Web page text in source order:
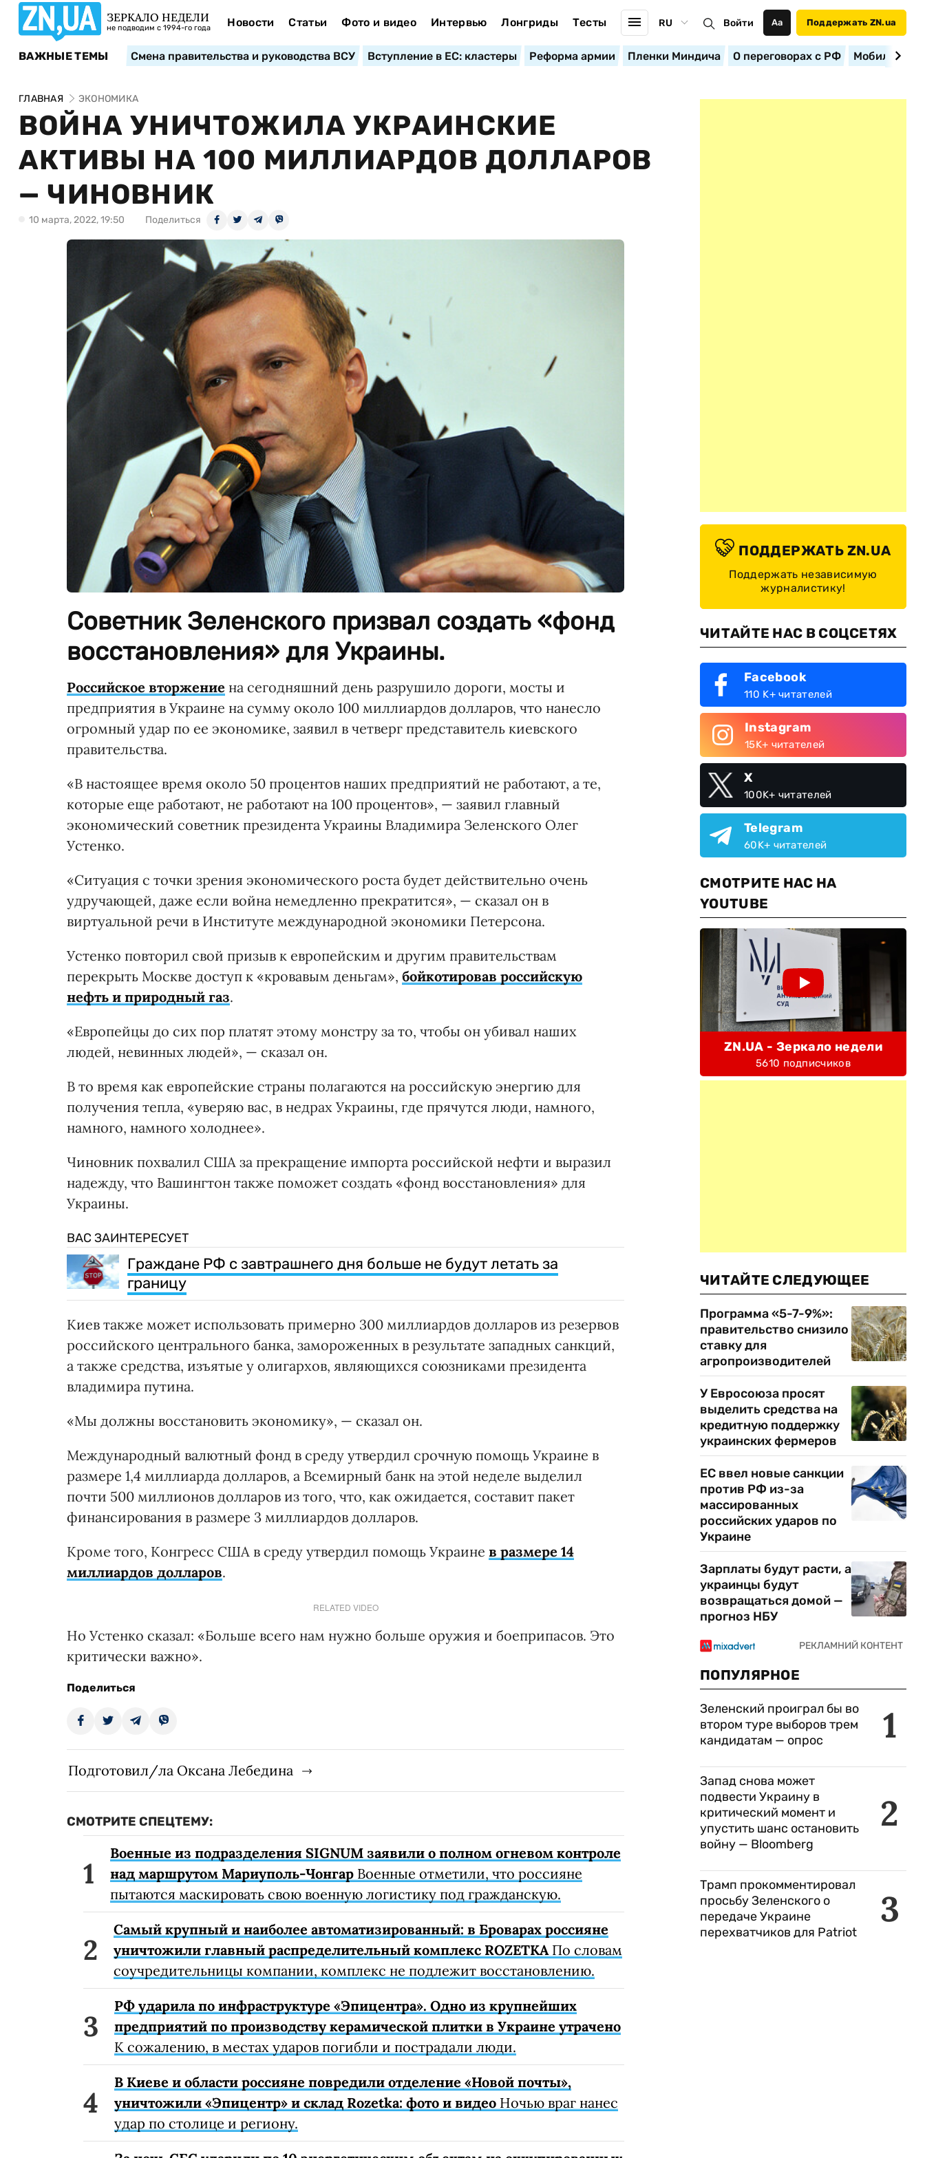
ЗЕРКАЛО НЕДЕЛИ
не подводим с 1994-го года Новости Статьи Фото и видео Интервью Лонгриды Тесты RU Войти Аа Поддержать ZN.ua
ВАЖНЫЕ ТЕМЫ Смена правительства и руководства ВСУ Вступление в ЕС: кластеры Реформа армии Пленки Миндича О переговорах с РФ
ГЛАВНАЯ ЭКОНОМИКА
ВОЙНА УНИЧТОЖИЛА УКРАИНСКИЕ
АКТИВЫ НА 100 МИЛЛИАРДОВ ДОЛЛАРОВ
— ЧИНОВНИК
10 марта, 2022, 19:50 Поделиться
Советник Зеленского призвал создать «фонд
восстановления» для Украины.
Российское вторжение на сегодняшний день разрушило дороги, мосты и
предприятия в Украине на сумму около 100 миллиардов долларов, что нанесло
огромный удар по ее экономике, заявил в четверг представитель киевского
правительства.
«В настоящее время около 50 процентов наших предприятий не работают, а те,
которые еще работают, не работают на 100 процентов», — заявил главный
экономический советник президента Украины Владимира Зеленского Олег
Устенко.
«Ситуация с точки зрения экономического роста будет действительно очень
удручающей, даже если война немедленно прекратится», — сказал он в
виртуальной речи в Институте международной экономики Петерсона.
Устенко повторил свой призыв к европейским и другим правительствам
перекрыть Москве доступ к «кровавым деньгам», бойкотировав российскую
нефть и природный газ.
«Европейцы до сих пор платят этому монстру за то, чтобы он убивал наших
людей, невинных людей», — сказал он.
В то время как европейские страны полагаются на российскую энергию для
получения тепла, «уверяю вас, в недрах Украины, где прячутся люди, намного,
намного, намного холоднее».
Чиновник похвалил США за прекращение импорта российской нефти и выразил
надежду, что Вашингтон также поможет создать «фонд восстановления» для
Украины.
ВАС ЗАИНТЕРЕСУЕТ
Граждане РФ с завтрашнего дня больше не будут летать за
границу
Киев также может использовать примерно 300 миллиардов долларов из резервов
российского центрального банка, замороженных в результате западных санкций,
а также средства, изъятые у олигархов, являющихся союзниками президента
владимира путина.
«Мы должны восстановить экономику», — сказал он.
Международный валютный фонд в среду утвердил срочную помощь Украине в
размере 1,4 миллиарда долларов, а Всемирный банк на этой неделе выделил
почти 500 миллионов долларов из того, что, как ожидается, составит пакет
финансирования в размере 3 миллиардов долларов.
Кроме того, Конгресс США в среду утвердил помощь Украине в размере 14
миллиардов долларов.
RELATED VIDEO
Но Устенко сказал: «Больше всего нам нужно больше оружия и боеприпасов. Это
критически важно».
Поделиться
Подготовил/ла Оксана Лебедина
СМОТРИТЕ СПЕЦТЕМУ:
Военные из подразделения SIGNUM заявили о полном огневом контроле
над маршрутом Мариуполь-Чонгар Военные отметили, что россияне
пытаются маскировать свою военную логистику под гражданскую.
Самый крупный и наиболее автоматизированный: в Броварах россияне
уничтожили главный распределительный комплекс ROZETKAПо словам
соучредительницы компании, комплекс не подлежит восстановлению.
РФ ударила по инфраструктуре «Эпицентра». Одно из крупнейших
предприятий по производству керамической плитки в Украине утрачено
К сожалению, в местах ударов погибли и пострадали люди.
В Киеве и области россияне повредили отделение «Новой почты»,
уничтожили «Эпицентр» и склад Rozetka: фото и видео Ночью враг нанес
удар по столице и региону.
ПОДДЕРЖАТЬ ZN.UA
Поддержать независимую
журналистику!
ЧИТАЙТЕ НАС В СОЦСЕТЯХ
Facebook
110 K+ читателей
Instagram
15K+ читателей
X
100K+ читателей
Telegram
60K+ читателей
СМОТРИТЕ НАС НА
YOUTUBE
ZN.UA - Зеркало недели
5610 подписчиков
ЧИТАЙТЕ СЛЕДУЮЩЕЕ
Программа «5-7-9%»:
правительство снизило
ставку для
агропроизводителей
У Евросоюза просят
выделить средства на
кредитную поддержку
украинских фермеров
ЕС ввел новые санкции
против РФ из-за
массированных
российских ударов по
Украине
Зарплаты будут расти, а
украинцы будут
возвращаться домой —
прогноз НБУ
ПОПУЛЯРНОЕ
1
Зеленский проиграл бы во
втором туре выборов трем
кандидатам — опрос
2
Запад снова может
подвести Украину в
критический момент и
упустить шанс остановить
войну — Bloomberg
3
Трамп прокомментировал
просьбу Зеленского о
передаче Украине
перехватчиков для Patriot